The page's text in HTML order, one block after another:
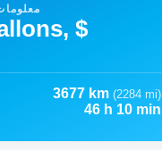
$
3677 km (2284 mi)
46 h 10 min